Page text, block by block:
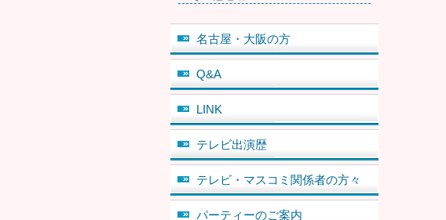
名古屋・大阪の方
Q&A
LINK
テレビ出演歴
テレビ・マスコミ関係者の方々
パーティーのご案内